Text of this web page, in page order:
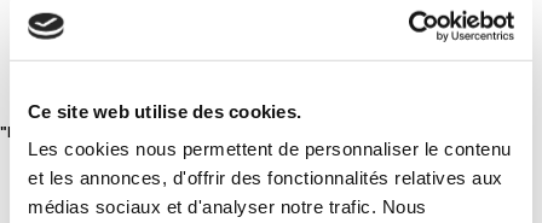
Ce site web utilise des cookies.
Les cookies nous permettent de personnaliser le contenu
et les annonces, d'offrir des fonctionnalités relatives aux
médias sociaux et d'analyser notre trafic. Nous
- Carnet
Jouy & l'Agglo
- 10 conseils pratiques
"L'Imprimé de Jouy-en-Josas" n°41, juillet 2022